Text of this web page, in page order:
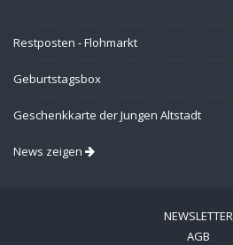
Restposten - Flohmarkt
Geburtstagsbox
Geschenkkarte der Jungen Altstadt
News zeigen
NEWSLETTER
AGB